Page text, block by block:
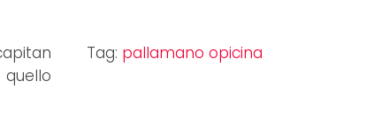
Tag: pallamano opicina